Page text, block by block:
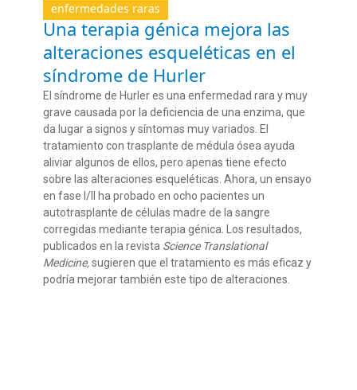
enfermedades raras
Una terapia génica mejora las
alteraciones esqueléticas en el
síndrome de Hurler
El síndrome de Hurler es una enfermedad rara y muy
grave causada por la deficiencia de una enzima, que
da lugar a signos y síntomas muy variados. El
tratamiento con trasplante de médula ósea ayuda
aliviar algunos de ellos, pero apenas tiene efecto
sobre las alteraciones esqueléticas. Ahora, un ensayo
en fase I/II ha probado en ocho pacientes un
autotrasplante de células madre de la sangre
corregidas mediante terapia génica. Los resultados,
publicados en la revista Science Translational
Medicine,sugieren que el tratamiento es más eficaz y
podría mejorar también este tipo de alteraciones.